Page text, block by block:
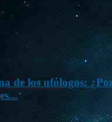
de los ufólogos: